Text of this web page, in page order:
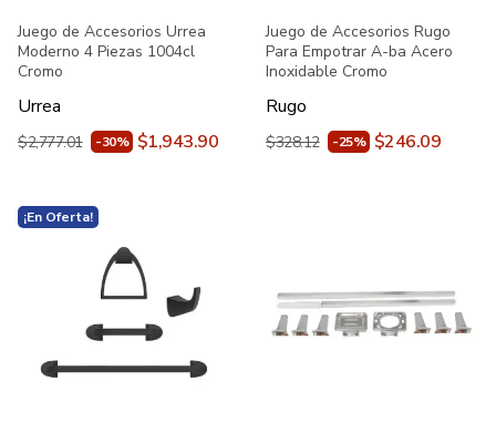
Juego de Accesorios Urrea
Moderno 4 Piezas 1004cl
Cromo
Urrea
$2,777.01 -30% $1,943.90
Juego de Accesorios Rugo
Para Empotrar A-ba Acero
Inoxidable Cromo
Rugo
$328.12 -25% $246.09
¡En Oferta!